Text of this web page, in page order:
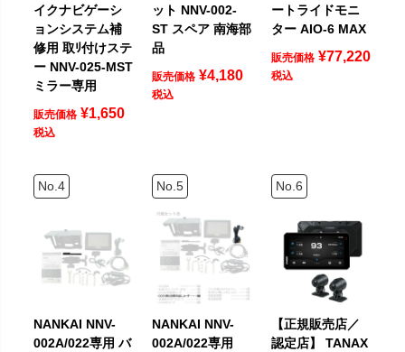
イクナビゲーシ
ョンシステム補
修用 取ﾘ付けステ
ー NNV-025-MST
ミラー専用
販売価格 ¥1,650
税込
ット NNV-002-
ST スペア 南海部
品
販売価格 ¥4,180
税込
ートライドモニ
ター AIO-6 MAX
販売価格 ¥77,220
税込
NANKAI NNV-
002A/022専用 バ
NANKAI NNV-
002A/022専用
【正規販売店／
認定店】 TANAX